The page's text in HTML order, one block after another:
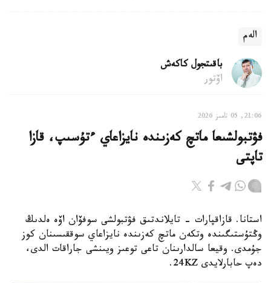
الەم
باقىتجول كاكەش
اۆتور
21:06, 05 تامىز 2026
فۋتبولشىعا ماتچ كەزىندە نايزاعاي ءتۇسىپ، قازا
تاپتى
استانا. قازاقپارات - تايلاندتىق فۋتبولشى سوفۆان اۆە ەلدىڭ
وڭتۇستىگىندە وتكەن ماتچ كەزىندە نايزاعاي سوققىسىنان كوز
جۇمدى. وقيعا سالدارىنان تاعى توعىز ويىنشى جاراقات الدى،
دەپ حابارلايدى 24KZ.